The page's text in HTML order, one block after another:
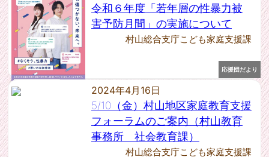
河北町健康福祉課
西川町健康福祉課
朝日町健康福祉課
大江町健康福祉課
大石田町保健福祉課
村山教育事務所社会教育課
---任意団体---
村山教育事務所社会教育課
2024年12月 [2]
2024年10月 [4]
2024年9月 [1]
2024年8月 [1]
2024年7月 [1]
2024年6月 [2]
2024年5月 [1]
応援団だより
令和６年度「若年層の性暴力被
害予防月間」の実施について
村山総合支庁こども家庭支援課
2024年4月16日
5/10（金）村山地区家庭教育支援
フォーラムのご案内（村山教育
事務所 社会教育課）
村山総合支庁こども家庭支援課